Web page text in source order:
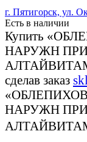
г. Пятигорск, ул.
Есть в наличии
Купить
НАРУЖН
сделав заказ
НАРУЖН